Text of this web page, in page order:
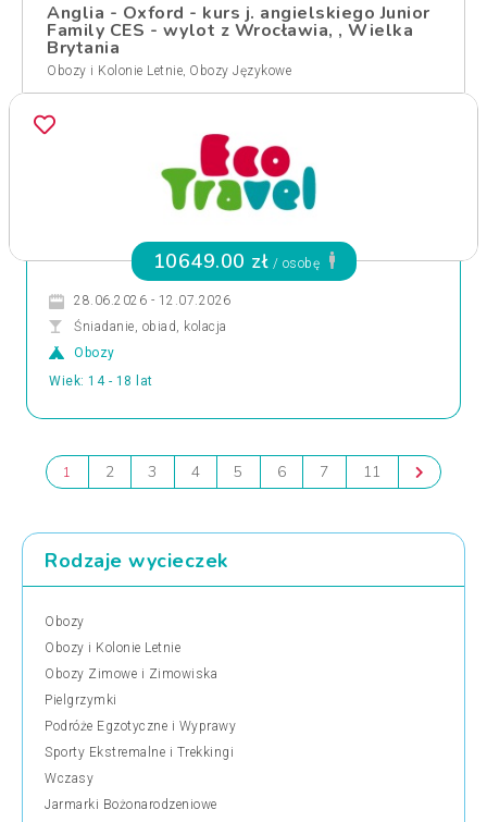
Anglia - Oxford - kurs j. angielskiego Junior
Family CES - wylot z Wrocławia, , Wielka
Brytania
Obozy i Kolonie Letnie, Obozy Językowe
10649.00 zł / osobę
28.06.2026 - 12.07.2026
Śniadanie, obiad, kolacja
Obozy
Wiek: 14 - 18 lat
1 2 3 4 5 6 7 11
Rodzaje wycieczek
Obozy
Obozy i Kolonie Letnie
Obozy Zimowe i Zimowiska
Pielgrzymki
Podróże Egzotyczne i Wyprawy
Sporty Ekstremalne i Trekkingi
Wczasy
Jarmarki Bożonarodzeniowe